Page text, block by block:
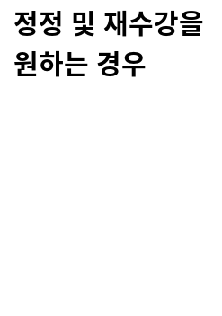
정정 및 재수강을
원하는 경우